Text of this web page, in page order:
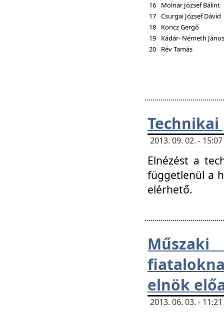
16
Molnár József Bálint
17 Csurgai József Dávid
18
Koncz Gergő
19
Kádár- Németh János
20
Rév Tamás
2013. 09. 02. -
Elnézést a
függetlenül a
elérhető.
elnök
2013. 06. 03. -